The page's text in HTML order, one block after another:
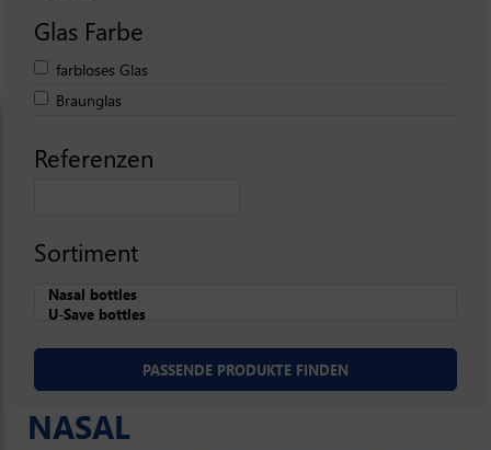
Glas Farbe
farbloses Glas
Braunglas
Referenzen
Sortiment
NASAL